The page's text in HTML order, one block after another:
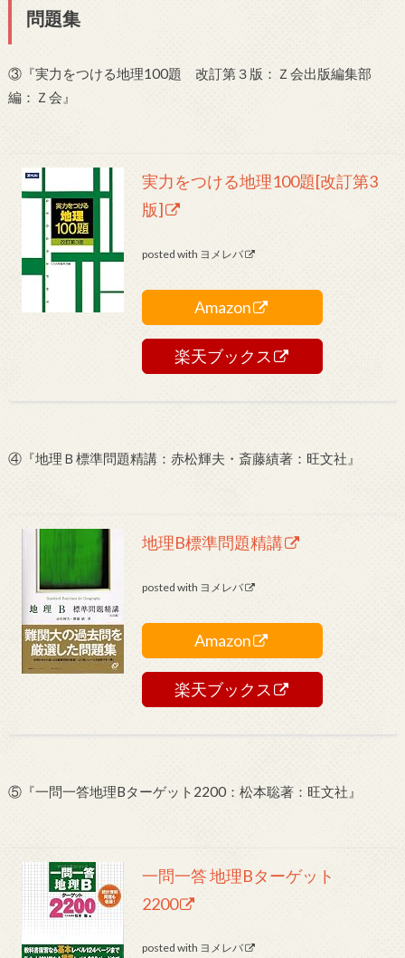
問題集
③『実力をつける地理100題 改訂第３版：Ｚ会出版編集部
編：Ｚ会』
実力をつける地理100題[改訂第3
版]
posted with ヨメレバ
Amazon
楽天ブックス
④『地理Ｂ標準問題精講：赤松輝夫・斎藤績著：旺文社』
地理B標準問題精講
posted with ヨメレバ
Amazon
楽天ブックス
⑤『一問一答地理Bターゲット2200：松本聡著：旺文社』
一問一答 地理Bターゲット
2200
posted with ヨメレバ